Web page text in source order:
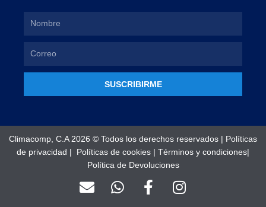
SUSCRIBIRME
Climacomp, C.A 2026 © Todos los derechos reservados | Políticas
de privacidad | Políticas de cookies | Términos y condiciones|
Política de Devoluciones
E
n
W
h
F
a
I
n